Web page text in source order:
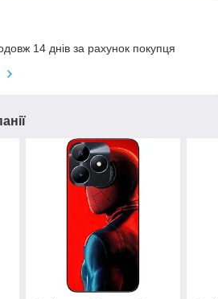
14 днів за рахунок покупця